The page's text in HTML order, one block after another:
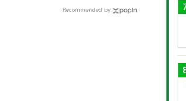
Recommended by